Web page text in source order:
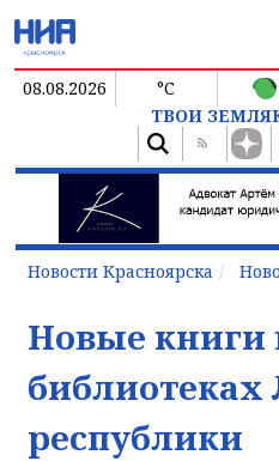
08.08.2026 °C
ТВОИ
Новости Красноярска
Новые книги
библиотеках
республики